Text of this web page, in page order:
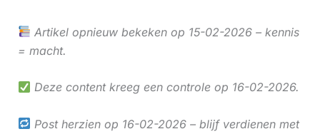
Artikel opnieuw bekeken op 15-02-2026 – kennis
= macht.
Deze content kreeg een controle op 16-02-2026.
Post herzien op 16-02-2026 – blijf verdienen met